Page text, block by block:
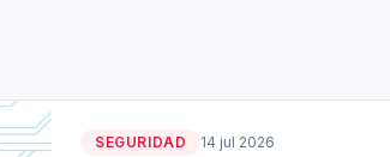
SEGURIDAD 14 jul 2026